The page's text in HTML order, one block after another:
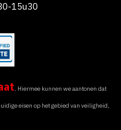
15u30
. Hiermee kunnen we aantonen dat
eisen op het gebied van veiligheid,